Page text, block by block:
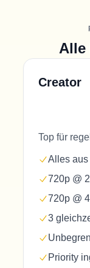
Alle
Creator
Top für
Alles aus
720p @
720p @
3
Priority